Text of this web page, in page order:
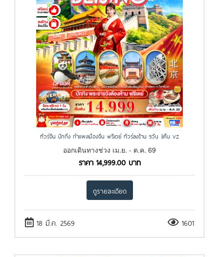
ทัวร์จีน ปักกิ่ง กำแพงเมืองจีน ฟรีเดย์ ทัวร์ลงร้าน 5วัน 3คืน VZ
ออกเดินทางช่วง เม.ย. - ต.ค. 69
ราคา 14,999.00บาท
ดูรายละเอียด
18 มี.ค. 2569 1601